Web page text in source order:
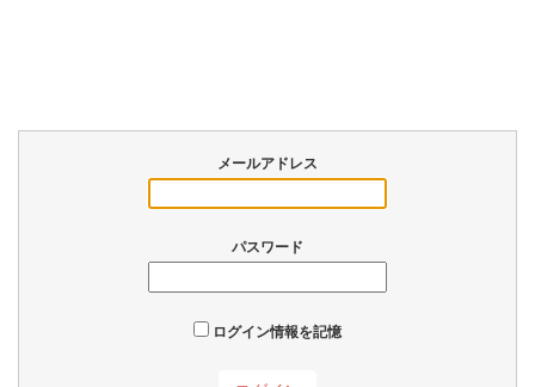
メールアドレス
パスワード
ログイン情報を記憶